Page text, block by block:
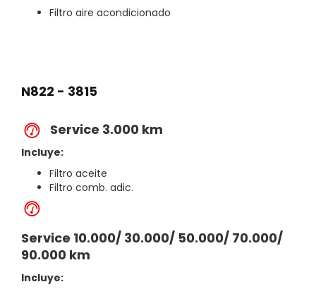
Filtro aire acondicionado
N822 - 3815
Service 3.000 km
Incluye:
Filtro aceite
Filtro comb. adic.
Service 10.000/ 30.000/ 50.000/ 70.000/
90.000 km
Incluye: